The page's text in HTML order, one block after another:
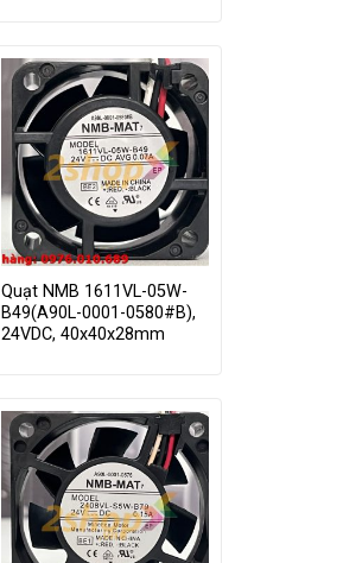
Quạt NMB 1611VL-05W-
B49(A90L-0001-0580#B),
24VDC, 40x40x28mm